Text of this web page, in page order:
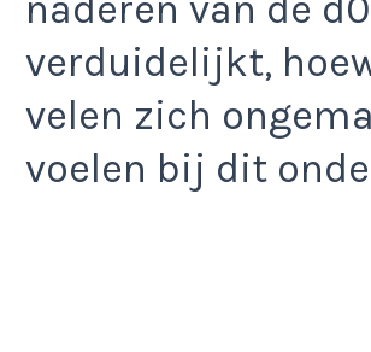
verduidelijkt,
velen zich
voelen bij dit